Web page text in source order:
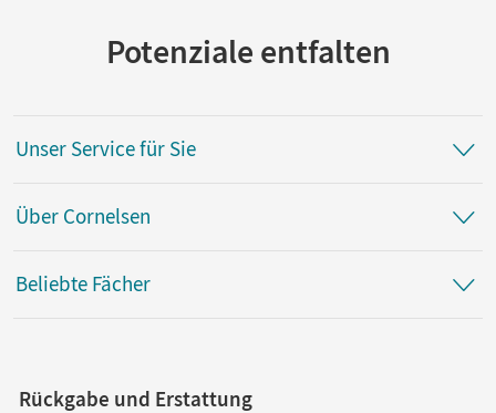
Potenziale entfalten
Unser Service für Sie
Über Cornelsen
Beliebte Fächer
Rückgabe und Erstattung